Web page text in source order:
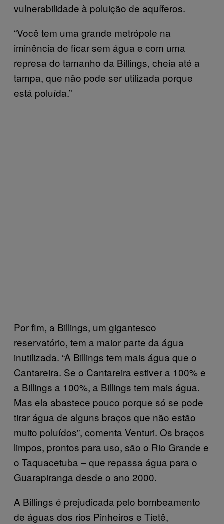
vulnerabilidade à poluição de aquíferos.
“Você tem uma grande metrópole na
iminência de ficar sem água e com uma
represa do tamanho da Billings, cheia até a
tampa, que não pode ser utilizada porque
está poluída.”
Por fim, a Billings, um gigantesco
reservatório, tem a maior parte da água
inutilizada. “A Billings tem mais água que o
Cantareira. Se o Cantareira estiver a 100% e
a Billings a 100%, a Billings tem mais água.
Mas ela abastece pouco porque só se pode
tirar água de alguns braços que não estão
muito poluídos”, comenta Venturi. Os braços
limpos, prontos para uso, são o Rio Grande e
o Taquacetuba – que repassa água para o
Guarapiranga desde o ano 2000.
A Billings é prejudicada pelo bombeamento
de águas dos rios Pinheiros e Tietê,